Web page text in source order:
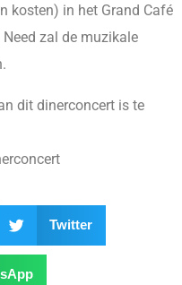
kosten) in het Grand Café
zal de muzikale
dit dinerconcert is te
Twitter